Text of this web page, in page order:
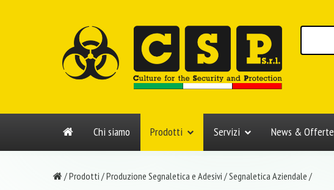
Chi siamo Prodotti Servizi News & Offerte
/Prodotti /Produzione Segnaletica e Adesivi /Segnaletica Aziendale /